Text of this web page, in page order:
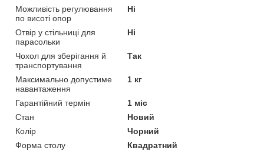
Можливість регулювання
по висоті опор
Ні
Отвір у стільниці для
парасольки
Ні
Чохол для зберігання й
транспортування
Так
Максимально допустиме
навантаження
1 кг
Гарантійний термін
1 міс
Стан
Новий
Колір
Чорний
Форма столу
Квадратний